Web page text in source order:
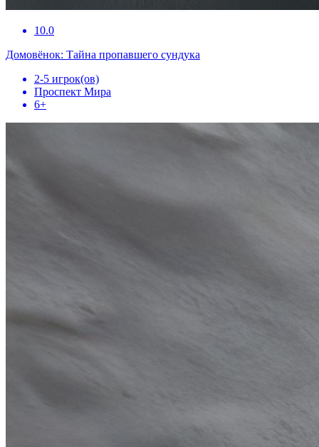
10.0
Домовёнок: Тайна пропавшего сундука
2-5 игрок(ов)
Проспект Мира
6+